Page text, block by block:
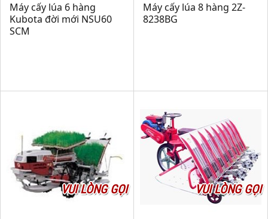
Máy cấy lúa 6 hàng
Kubota đời mới NSU60
SCM
Máy cấy lúa 8 hàng 2Z-
8238BG
VUI LÒNG GỌI VUI LÒNG GỌI